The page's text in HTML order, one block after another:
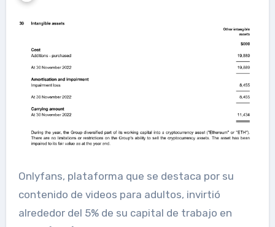
Onlyfans, plataforma que se destaca por su
contenido de videos para adultos, invirtió
alrededor del 5% de su capital de trabajo en